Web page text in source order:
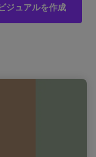
ジュアルを作成